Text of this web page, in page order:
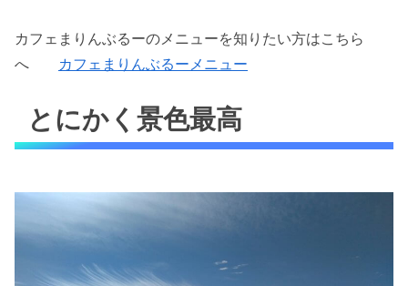
カフェまりんぶるーのメニューを知りたい方はこちら
へ カフェまりんぶるーメニュー
とにかく景色最高